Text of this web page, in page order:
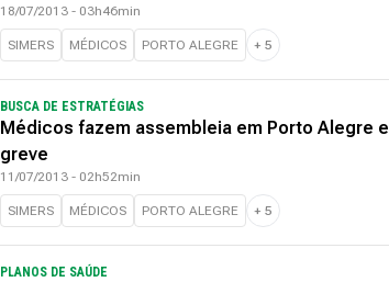
18/07/2013 - 03h46min
SIMERS MÉDICOS PORTO ALEGRE + 5
BUSCA DE ESTRATÉGIAS
Médicos fazem assembleia em Porto Alegre
greve
11/07/2013 - 02h52min
SIMERS MÉDICOS PORTO ALEGRE + 5
PLANOS DE SAÚDE